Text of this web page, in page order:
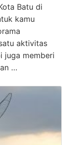
Batu di
kamu
aktivitas
juga memberi
…